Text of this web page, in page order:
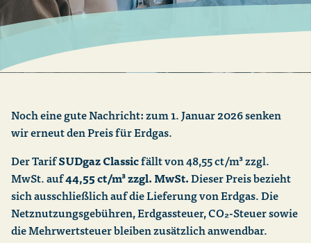
Noch eine gute Nachricht: zum 1. Januar 2026 senken
wir erneut den Preis für Erdgas.
Der TarifSUDgaz Classicfällt von 48,55 ct/m³ zzgl.
MwSt. auf44,55 ct/m³ zzgl. MwSt.Dieser Preis bezieht
sich ausschließlich auf die Lieferung von Erdgas. Die
Netznutzungsgebühren, Erdgassteuer, CO₂-Steuer sowie
die Mehrwertsteuer bleiben zusätzlich anwendbar.